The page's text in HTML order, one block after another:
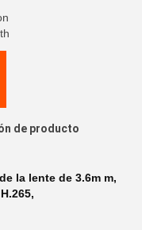
de producto
la lente de 3.6m m,
,